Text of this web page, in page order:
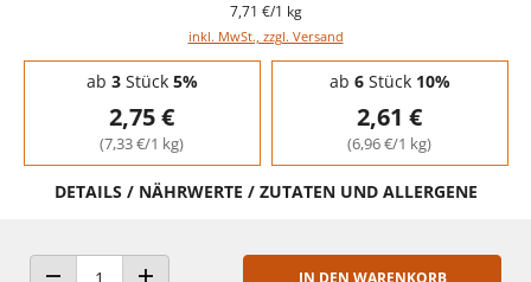
7,71 €/1 kg
inkl. MwSt., zzgl. Versand
Staffelpreise - Mengenrabatt
ab 3Stück 5%
2,75 €
(7,33 €/1 kg)
ab 6Stück 10%
2,61 €
(6,96 €/1 kg)
DETAILS / NÄHRWERTE / ZUTATEN UND ALLERGENE
IN DEN WARENKORB